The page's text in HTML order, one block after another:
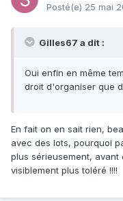
Posté(e) 25 mai
Gilles67 a dit :
Oui enfin en même
droit d'organiser que
En fait on en sait rien,
avec des lots, pourquoi
plus sérieusement,
visiblement plus toléré !!!!